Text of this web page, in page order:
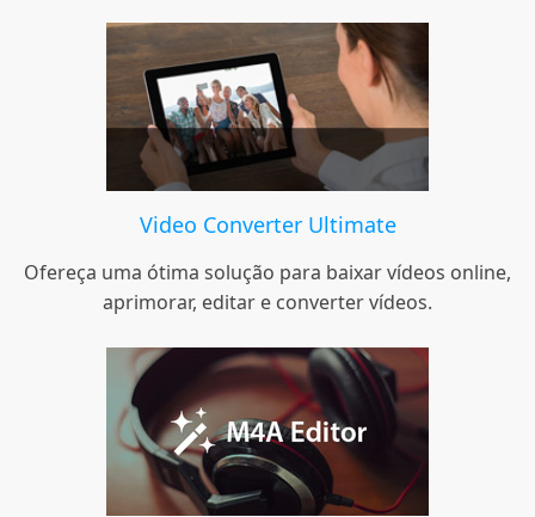
Video Converter Ultimate
Ofereça uma ótima solução para baixar vídeos online,
aprimorar, editar e converter vídeos.